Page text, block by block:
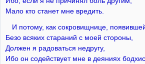
Мало кто станет мне вредить.
И потому, как сокровищнице,
Безо всяких стараний с моей стороны,
Должен я радоваться недругу,
Ибо он содействует мне в деяниях